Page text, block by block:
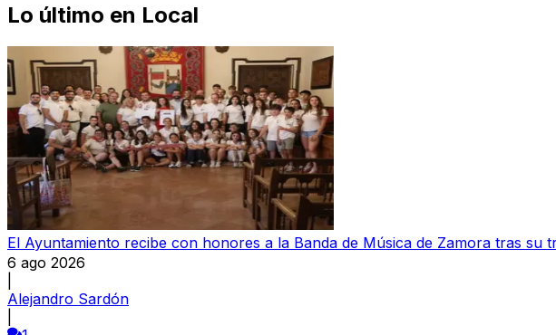
Lo último en Local
El Ayuntamiento recibe con honores a la Banda de Música de Zamora tras su
6 ago 2026
Alejandro Sardón